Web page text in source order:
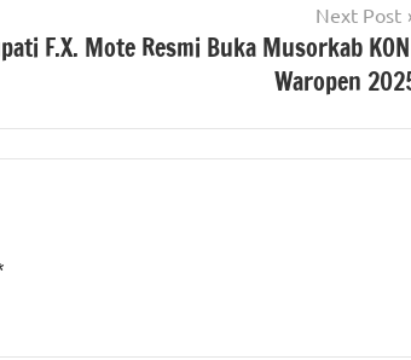
Next Post
F.X. Mote Resmi Buka Musorkab
Waropen